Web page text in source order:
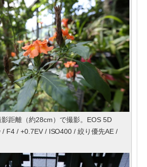
距離（約28cm）で撮影。EOS 5D
F4 / +0.7EV / ISO400 / 絞り優先AE /